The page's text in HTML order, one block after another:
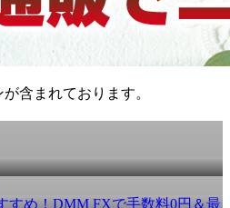
含まれております。
すめ！DMM FXで手数料0円＆最